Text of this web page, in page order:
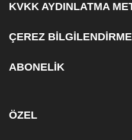
KVKK AYDINLATMA
ÇEREZ
ABONELİK
ÖZEL